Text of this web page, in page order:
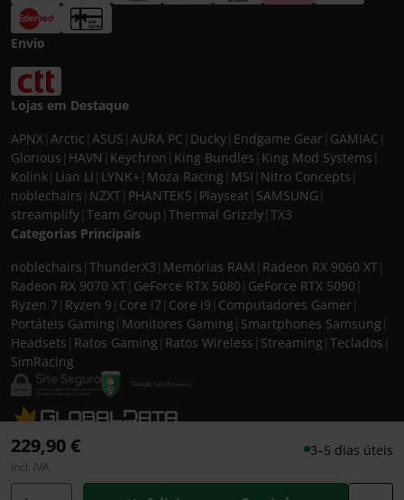
229,90 € 3–5 dias úteis
Incl. IVA
Envio
Lojas em Destaque
APNX Arctic ASUS AURA PC Ducky Endgame Gear GAMIAC
Glorious HAVN Keychron King Bundles King Mod Systems
Kolink Lian Li LYNK+ Moza Racing MSI Nitro Concepts
noblechairs NZXT PHANTEKS Playseat SAMSUNG
streamplify Team Group Thermal Grizzly TX3
Categorias Principais
noblechairs ThunderX3 Memórias RAM Radeon RX 9060 XT
Radeon RX 9070 XT GeForce RTX 5080 GeForce RTX 5090
Ryzen 7 Ryzen 9 Core i7 Core i9 Computadores Gamer
Portáteis Gaming Monitores Gaming Smartphones Samsung
Headsets Ratos Gaming Ratos Wireless Streaming Teclados
SimRacing
© 2026 CASEKING IBERIA. TODOS OS DIREITOS RESERVADOS. IVA incluído à
taxa em vigor para todos os produtos. As fotos apresentadas podem não
corresponder às configurações descritas. Preços e especificações sujeitos a
alteração sem aviso prévio. A caseking Iberia declina qualquer